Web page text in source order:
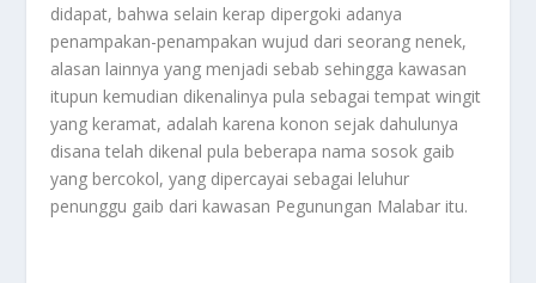
didapat, bahwa selain kerap dipergoki adanya
penampakan-penampakan wujud dari seorang nenek,
alasan lainnya yang menjadi sebab sehingga kawasan
itupun kemudian dikenalinya pula sebagai tempat wingit
yang keramat, adalah karena konon sejak dahulunya
disana telah dikenal pula beberapa nama sosok gaib
yang bercokol, yang dipercayai sebagai leluhur
penunggu gaib dari kawasan Pegunungan Malabar itu.